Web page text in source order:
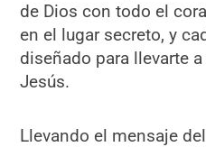
de Dios con todo el
en el lugar secreto, y
diseñado para llevarte
Jesús.
Llevando el mensaje